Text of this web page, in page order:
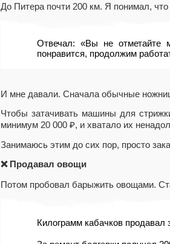
До Питера почти 200 км. Я понимал, что
Отвечал: «Вы не отметайте
понравится, продолжим
И мне давали. Сначала обычные
Чтобы затачивать машины для
минимум 20 000 ₽, и хватало их
Занимаюсь этим до сих пор, просто
❌ Продавал овощи
Потом пробовал барыжить овощами.
Килограмм кабачков продавал